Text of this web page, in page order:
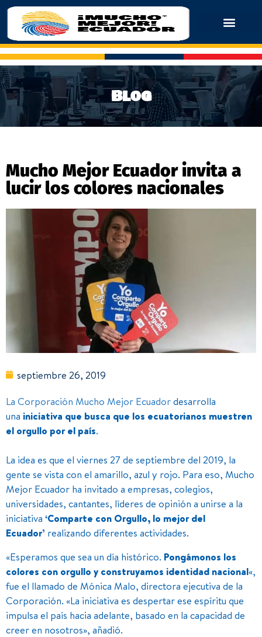
Blog
Mucho Mejor Ecuador invita a
lucir los colores nacionales
septiembre 26, 2019
La Corporación Mucho Mejor Ecuadordesarrolla
una iniciativa que busca que los ecuatorianos muestren
el orgullo por el país.
La idea es que el viernes 27 de septiembre del 2019, la
gente se vista con el amarillo, azul y rojo. Para eso, Mucho
Mejor Ecuador ha invitado a empresas, colegios,
universidades, cantantes, líderes de opinión a unirse a la
iniciativa ‘Comparte con Orgullo, lo mejor del
Ecuador’ realizando diferentes actividades.
«Esperamos que sea un día histórico. Pongámonos los
colores con orgullo y construyamos identidad nacional«,
fue el llamado de Mónica Malo, directora ejecutiva de la
Corporación. «La iniciativa es despertar ese espíritu que
impulsa el país hacia adelante, basado en la capacidad de
creer en nosotros», añadió.